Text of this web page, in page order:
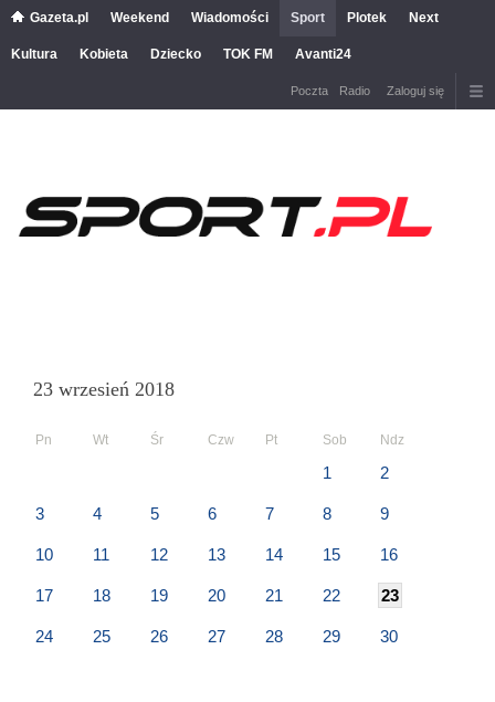
Gazeta.pl Weekend Wiadomości Sport Plotek Next
Kultura Kobieta Dziecko TOK FM Avanti24
Poczta Radio Zaloguj się
23 wrzesień 2018
Pn Wt Śr Czw Pt Sob Ndz
1 2
3 4 5 6 7 8 9
10 11 12 13 14 15 16
17 18 19 20 21 22 23
24 25 26 27 28 29 30